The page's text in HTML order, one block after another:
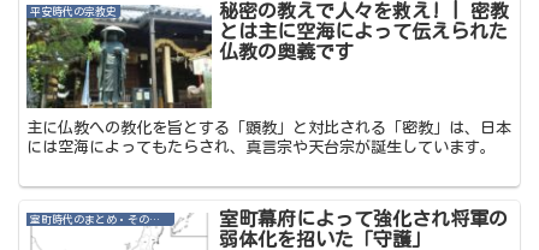
平安時代の宗教史
秘密の教えで人々を救え! | 密教
とは主に空海によって伝えられた
仏教の奥義です
主に仏教への教化を旨とする「顕教」と対比される「密教」は、日本
には空海によってもたらされ、真言宗や天台宗が誕生しています。
室町時代のまとめ・その他記事
室町幕府によって強化され将軍の
弱体化を招いた「守護」